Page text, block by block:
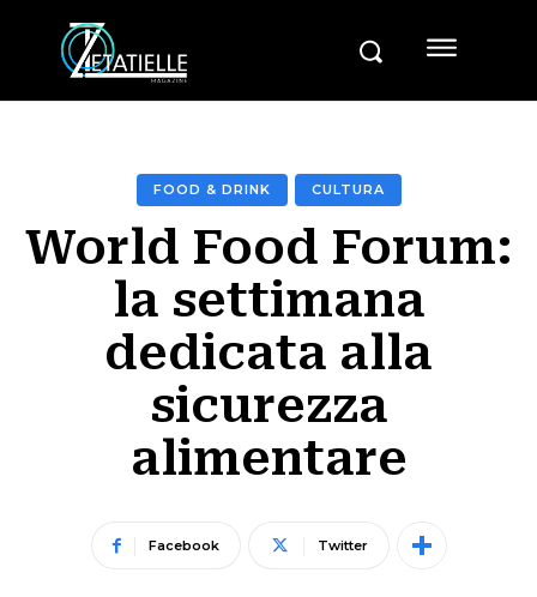
FOOD & DRINK CULTURA
World Food Forum:
la settimana
dedicata alla
sicurezza
alimentare
Facebook Twitter